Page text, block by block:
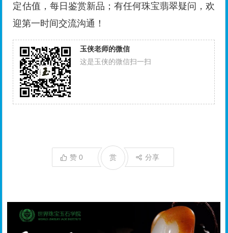
定估值，每日鉴赏新品；有任何珠宝翡翠疑问，欢
迎第一时间交流沟通！
玉侠老师的微信
这是玉侠的微信扫一扫
赞0 分享
赏